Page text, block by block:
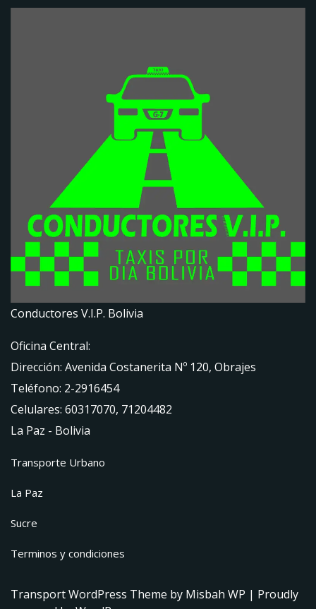
Conductores V.I.P. Bolivia
Oficina Central:
Dirección: Avenida Costanerita Nº 120, Obrajes
Teléfono: 2-2916454
Celulares: 60317070, 71204482
La Paz - Bolivia
Transporte Urbano
La Paz
Sucre
Terminos y condiciones
Transport WordPress Theme by Misbah WP | Proudly